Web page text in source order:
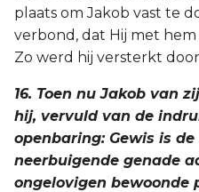
plaats om Jakob vast te
verbond, dat Hij met
Zo werd hij versterkt
16. Toen nu Jakob van
hij, vervuld van de
openbaring: Gewis is de
neerbuigende genade
ongelovigen bewoonde